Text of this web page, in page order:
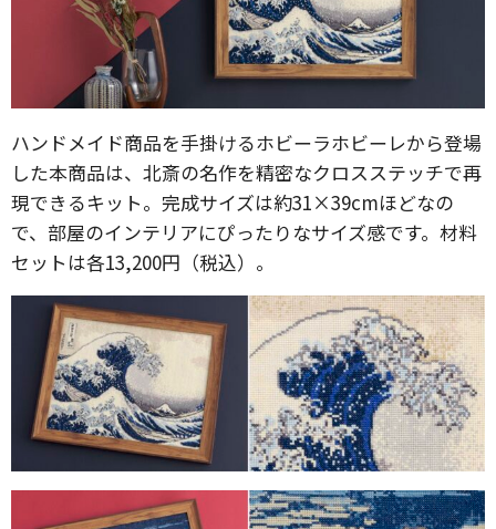
ハンドメイド商品を手掛けるホビーラホビーレから登場
した本商品は、北斎の名作を精密なクロスステッチで再
現できるキット。完成サイズは約31×39cmほどなの
で、部屋のインテリアにぴったりなサイズ感です。材料
セットは各13,200円（税込）。